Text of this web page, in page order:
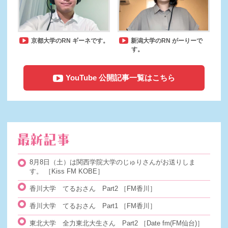
京都大学のRN ギーネです。
新潟大学のRN がーりーで
す。
YouTube 公開記事一覧はこちら
8月8日（土）は関西学院大学のじゅりさんがお送りしま
す。
［Kiss FM KOBE］
香川大学 てるおさん Part2 ［FM香川］
香川大学 てるおさん Part1 ［FM香川］
東北大学 全力東北大生さん Part2 ［Date fm(FM仙台)］